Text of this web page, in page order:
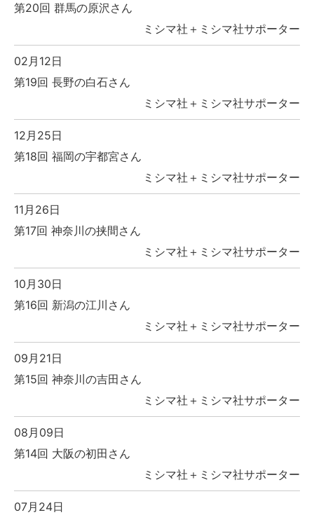
第20回 群馬の原沢さん
ミシマ社＋ミシマ社サポーター
02月12日
第19回 長野の白石さん
ミシマ社＋ミシマ社サポーター
12月25日
第18回 福岡の宇都宮さん
ミシマ社＋ミシマ社サポーター
11月26日
第17回 神奈川の挟間さん
ミシマ社＋ミシマ社サポーター
10月30日
第16回 新潟の江川さん
ミシマ社＋ミシマ社サポーター
09月21日
第15回 神奈川の吉田さん
ミシマ社＋ミシマ社サポーター
08月09日
第14回 大阪の初田さん
ミシマ社＋ミシマ社サポーター
07月24日